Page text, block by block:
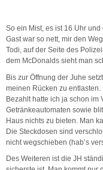
So ein Mist, es ist 16 Uhr
Gast war so nett, mir den
Todi, auf der Seite des
dem McDonalds sieht man
Bis zur Öffnung der Juhe
meinen Rücken zu entlasten.
Bezahlt hatte ich ja schon im
Getränkeautomaten sowie
Haus nichts zu bieten. Man
Die Steckdosen sind
nicht wegschieben (hab’s
Des Weiteren ist die JH